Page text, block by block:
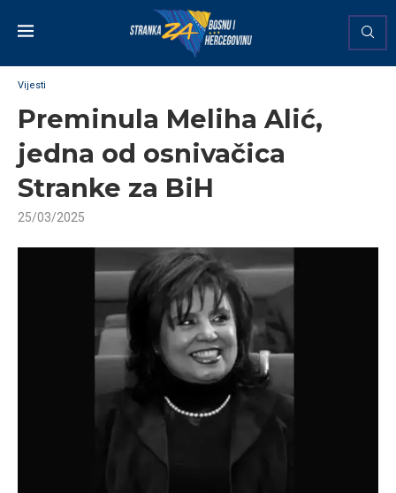
Vijesti
Preminula Meliha Alić,
jedna od osnivačica
Stranke za BiH
25/03/2025